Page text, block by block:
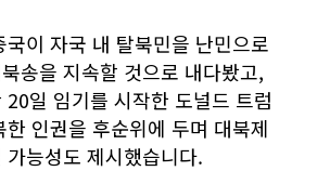
이 자국 내 탈북민을 난민으로
송을 지속할 것으로 내다봤고,
일 임기를 시작한 도널드 트럼
인권을 후순위에 두며 대북제
능성도 제시했습니다.